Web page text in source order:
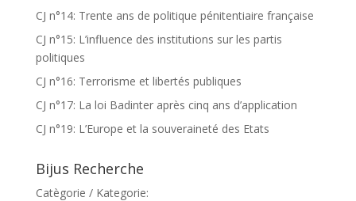
CJ n°14: Trente ans de politique pénitentiaire française
CJ n°15: L’influence des institutions sur les partis
politiques
CJ n°16: Terrorisme et libertés publiques
CJ n°17: La loi Badinter après cinq ans d’application
CJ n°19: L’Europe et la souveraineté des Etats
Bijus Recherche
Catègorie / Kategorie: